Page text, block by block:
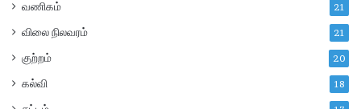
வணிகம் 21
விலை நிலவரம் 21
குற்றம் 20
கல்வி 18